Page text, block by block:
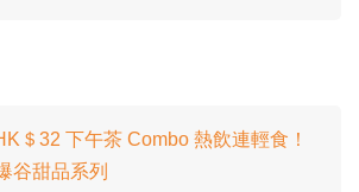
＄32 下午茶 Combo 熱飲連輕食！
谷甜品系列